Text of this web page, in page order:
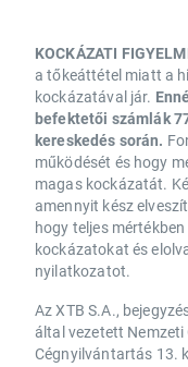
KOCKÁZATI
a tőkeáttétel miatt a
kockázatával jár.
befektetői számlák
kereskedés során.
működését és hogy
magas kockázatát.
amennyit kész
hogy teljes
kockázatokat és
nyilatkozatot.
Az XTB S.A.,
által vezetett
Cégnyilvántartás 13.